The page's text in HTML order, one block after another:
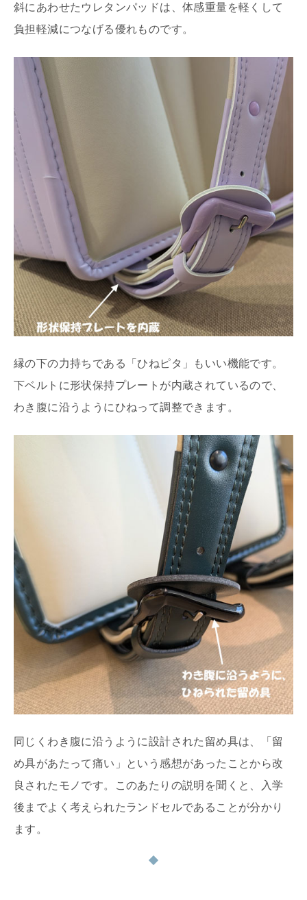
斜にあわせたウレタンパッドは、体感重量を軽くして
負担軽減につなげる優れものです。
縁の下の力持ちである「ひねピタ」もいい機能です。
下ベルトに形状保持プレートが内蔵されているので、
わき腹に沿うようにひねって調整できます。
同じくわき腹に沿うように設計された留め具は、「留
め具があたって痛い」という感想があったことから改
良されたモノです。このあたりの説明を聞くと、入学
後までよく考えられたランドセルであることが分かり
ます。